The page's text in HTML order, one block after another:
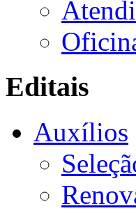
Editais
Auxílios